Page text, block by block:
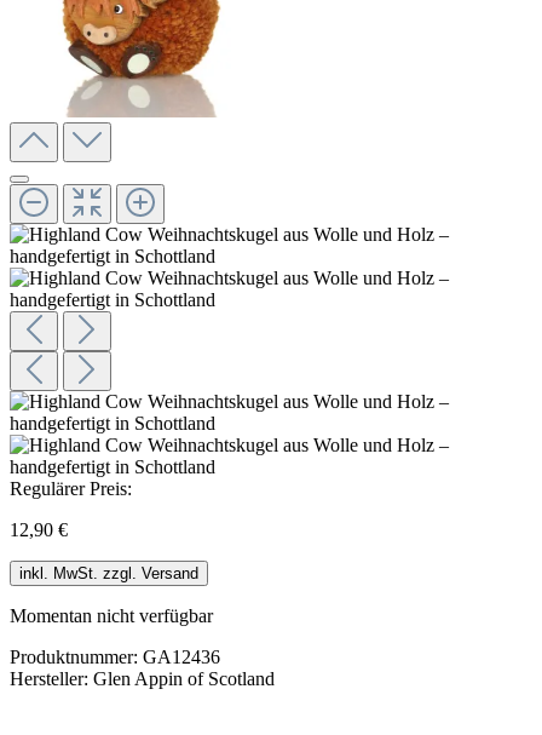
Regulärer Preis:
12,90 €
inkl. MwSt. zzgl. Versand
Momentan nicht verfügbar
Produktnummer: GA12436
Hersteller: Glen Appin of Scotland